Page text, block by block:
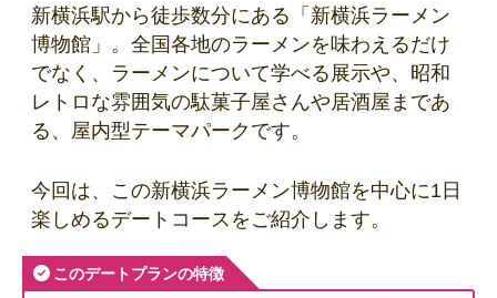
新横浜駅から徒歩数分にある「新横浜ラーメン
博物館」。全国各地のラーメンを味わえるだけ
でなく、ラーメンについて学べる展示や、昭和
レトロな雰囲気の駄菓子屋さんや居酒屋まであ
る、屋内型テーマパークです。
今回は、この新横浜ラーメン博物館を中心に1日
楽しめるデートコースをご紹介します。
このデートプランの特徴